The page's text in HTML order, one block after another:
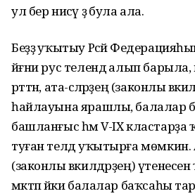
ул бер нисәү ҙә була ала.
Беҙҙә уҡытыу Рәсәй
йәғни рус телендә алып барыла,
рәттән, ата-әсәләрҙең (законлы
һайлауына ярашлы, балалар
башланғыс һәм V-IX кластарҙа
туған телдә уҡытырға мөмкин.
(законлы вәкилдәрҙең) үтенесен
мәктәп йәки балалар баҡсаһы